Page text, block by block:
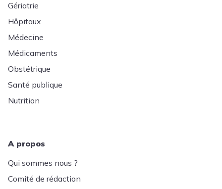
Gériatrie
Hôpitaux
Médecine
Médicaments
Obstétrique
Santé publique
Nutrition
A propos
Qui sommes nous ?
Comité de rédaction